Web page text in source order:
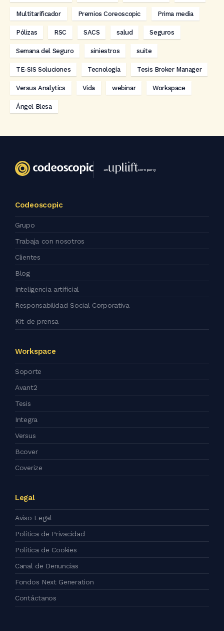
Multitarificador Premios Coreoscopic Prima media
Pólizas RSC SACS salud Seguros
Semana del Seguro siniestros suite
TE-SIS Soluciones Tecnología Tesis Broker Manager
Versus Analytics Vida webinar Workspace
Ángel Blesa
an company
Codeoscopic
Grupo
Trabaja con nosotros
Clientes
Blog
Inteligencia artificial
Responsabilidad Social Corporativa
Kit de prensa
Workspace
Soporte
Avant2
Tesis
Integra
Versus
Bcover
Coverize
Legal
Aviso Legal
Política de Privacidad
Política de Cookies
Canal de Denuncias
Fondos Next Generation
Contáctanos